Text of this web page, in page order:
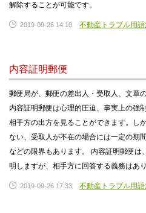
解除することが可能です。
2019-09-26 14:10 不動産トラブル用
内容証明郵便
郵便局が、郵便の差出人・受取人、文章
内容証明郵便は心理的圧迫、事実上の強
相手方の出方を見ることができます。し
ない、受取人が不在の場合には一定の期
などの限界もあります。 内容証明郵便は
明しますが、相手方に回答する義務はあ
2019-09-26 17:33 不動産トラブル用